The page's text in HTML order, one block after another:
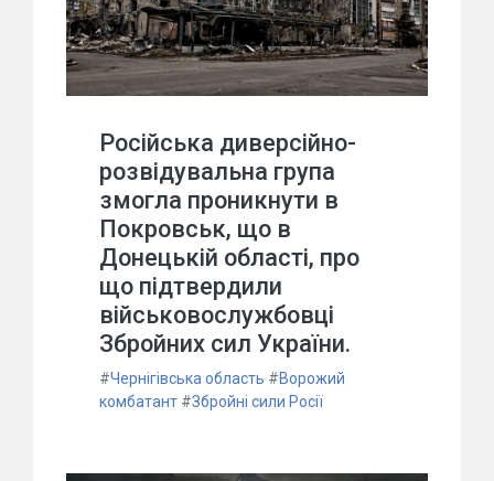
Російська диверсійно-
розвідувальна група
змогла проникнути в
Покровськ, що в
Донецькій області, про
що підтвердили
військовослужбовці
Збройних сил України.
#Чернігівська область #Ворожий
комбатант #Збройні сили Росії